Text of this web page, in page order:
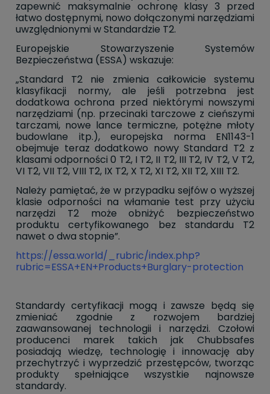
zapewnić maksymalnie ochronę klasy 3 przed
łatwo dostępnymi, nowo dołączonymi narzędziami
uwzględnionymi w Standardzie T2.
Europejskie Stowarzyszenie Systemów
Bezpieczeństwa (ESSA) wskazuje:
„Standard T2 nie zmienia całkowicie systemu
klasyfikacji normy, ale jeśli potrzebna jest
dodatkowa ochrona przed niektórymi nowszymi
narzędziami (np. przecinaki tarczowe z cieńszymi
tarczami, nowe lance termiczne, potężne młoty
budowlane itp.), europejska norma EN1143-1
obejmuje teraz dodatkowo nowy Standard T2 z
klasami odporności 0 T2, I T2, II T2, III T2, IV T2, V T2,
VI T2, VII T2, VIII T2, IX T2, X T2, XI T2, XII T2, XIII T2.
Należy pamiętać, że w przypadku sejfów o wyższej
klasie odporności na włamanie test przy użyciu
narzędzi T2 może obniżyć bezpieczeństwo
produktu certyfikowanego bez standardu T2
nawet o dwa stopnie”.
https://essa.world/_rubric/index.php?
rubric=ESSA+EN+Products+Burglary-protection
Standardy certyfikacji mogą i zawsze będą się
zmieniać zgodnie z rozwojem bardziej
zaawansowanej technologii i narzędzi. Czołowi
producenci marek takich jak Chubbsafes
posiadają wiedzę, technologię i innowację aby
przechytrzyć i wyprzedzić przestępców, tworząc
produkty spełniające wszystkie najnowsze
standardy.